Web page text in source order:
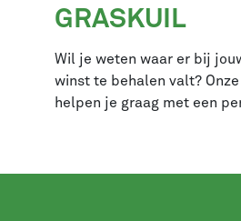
GRASKUIL
Wil je weten waar er bij
winst te behalen valt?
helpen je graag met een